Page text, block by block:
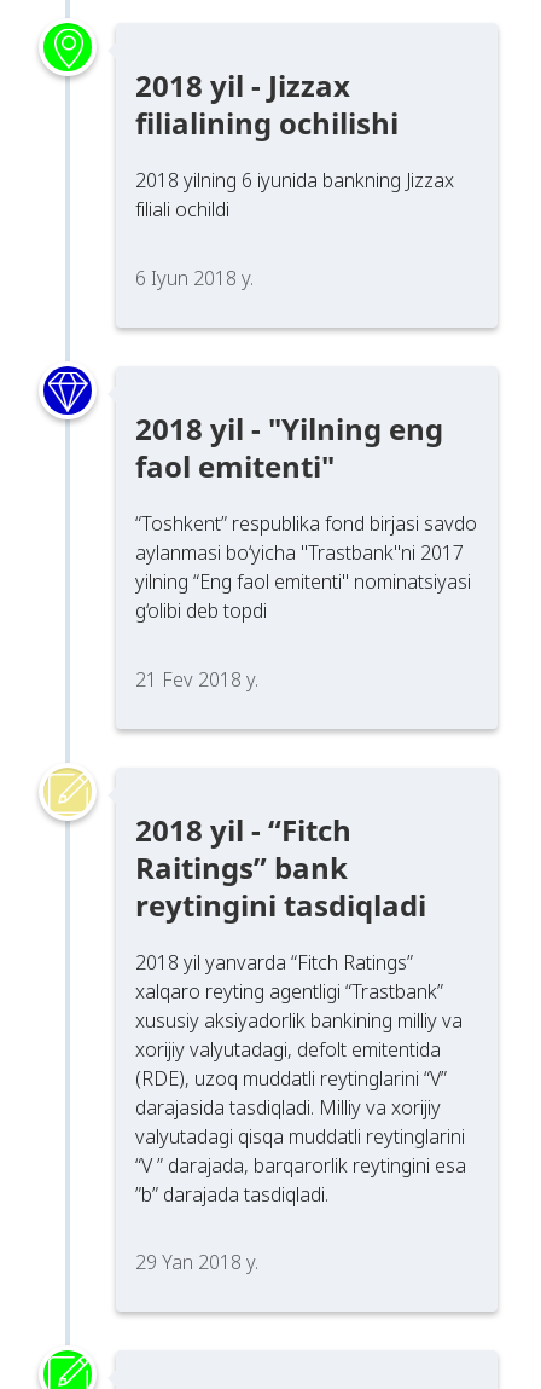
2018 yil - Jizzax
filialining ochilishi
2018 yilning 6 iyunida bankning Jizzax
filiali ochildi
6 Iyun 2018 y.
2018 yil - "Yilning eng
faol emitenti"
“Toshkent” respublika fond birjasi savdo
aylanmasi bo‘yicha "Trastbank"ni 2017
yilning “Eng faol emitenti" nominatsiyasi
g‘olibi deb topdi
21 Fev 2018 y.
2018 yil - “Fitch
Raitings” bank
reytingini tasdiqladi
2018 yil yanvarda “Fitch Ratings”
xalqaro reyting agentligi “Trastbank”
xususiy aksiyadorlik bankining milliy va
xorijiy valyutadagi, defolt emitentida
(RDE), uzoq muddatli reytinglarini “V”
darajasida tasdiqladi. Milliy va xorijiy
valyutadagi qisqa muddatli reytinglarini
“V ” darajada, barqarorlik reytingini esa
”b” darajada tasdiqladi.
29 Yan 2018 y.